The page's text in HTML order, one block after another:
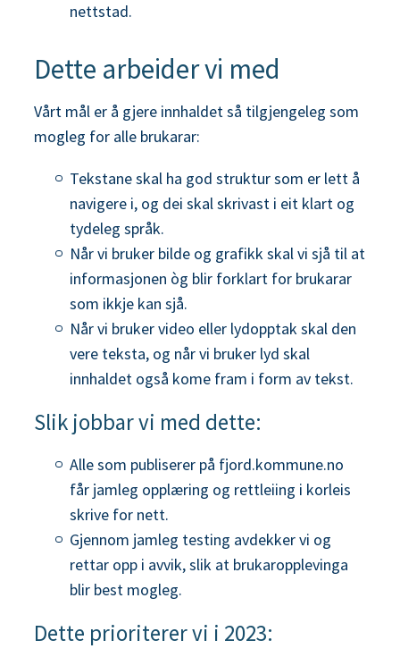
nettstad.
Dette arbeider vi med
Vårt mål er å gjere innhaldet så tilgjengeleg som
mogleg for alle brukarar:
Tekstane skal ha god struktur som er lett å
navigere i, og dei skal skrivast i eit klart og
tydeleg språk.
Når vi bruker bilde og grafikk skal vi sjå til at
informasjonen òg blir forklart for brukarar
som ikkje kan sjå.
Når vi bruker video eller lydopptak skal den
vere teksta, og når vi bruker lyd skal
innhaldet også kome fram i form av tekst.
Slik jobbar vi med dette:
Alle som publiserer på fjord.kommune.no
får jamleg opplæring og rettleiing i korleis
skrive for nett.
Gjennom jamleg testing avdekker vi og
rettar opp i avvik, slik at brukaropplevinga
blir best mogleg.
Dette prioriterer vi i 2023: